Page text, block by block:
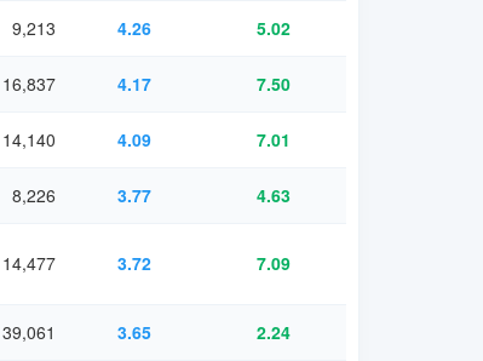
9,213 4.26 5.02
16,837 4.17 7.50
14,140 4.09 7.01
8,226 3.77 4.63
14,477 3.72 7.09
39,061 3.65 2.24